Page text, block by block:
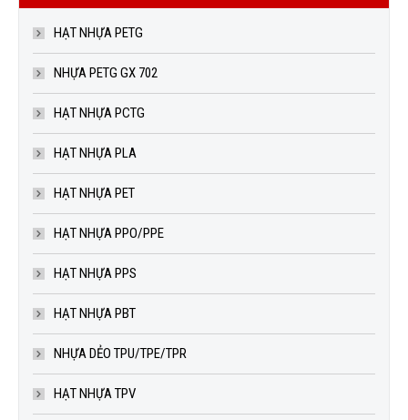
HẠT NHỰA PETG
NHỰA PETG GX 702
HẠT NHỰA PCTG
HẠT NHỰA PLA
HẠT NHỰA PET
HẠT NHỰA PPO/PPE
HẠT NHỰA PPS
HẠT NHỰA PBT
NHỰA DẺO TPU/TPE/TPR
HẠT NHỰA TPV